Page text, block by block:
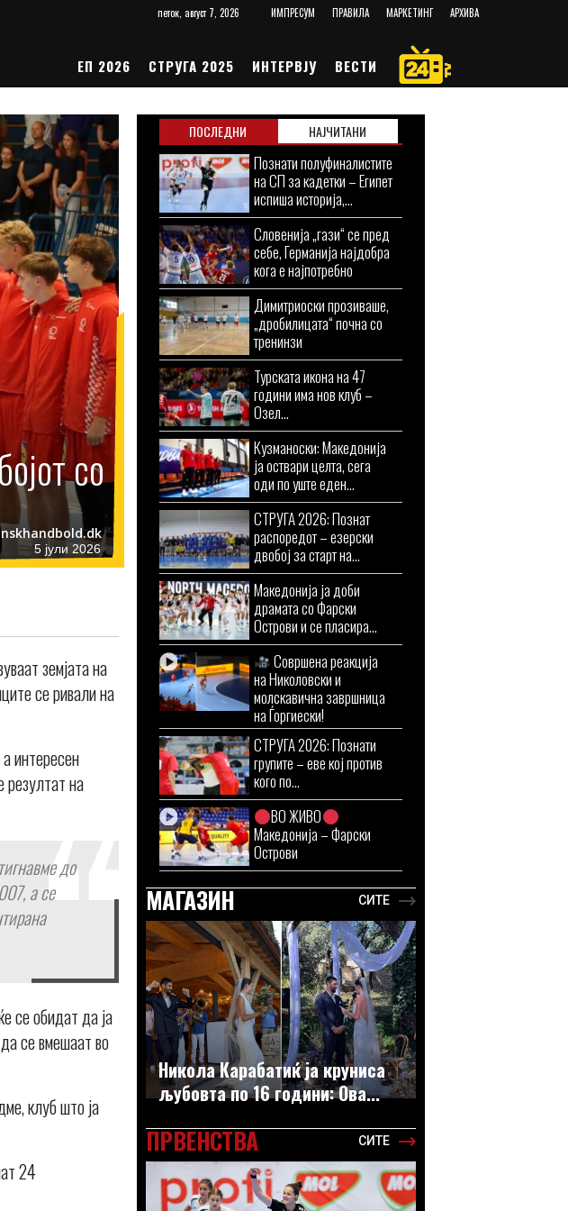
петок, август 7, 2026 ИМПРЕСУМ ПРАВИЛА МАРКЕТИНГ АРХИВА
ЕП 2026 СТРУГА 2025 ИНТЕРВЈУ ВЕСТИ
со
5 јули 2026
земјата на
се ривали на
интересен
резултат на
до
а се
се обидат да ја
се вмешаат во
клуб што ја
24
ПОСЛЕДНИ НАЈЧИТАНИ
Познати полуфиналистите
на СП за кадетки – Египет
испиша историја,...
Словенија „гази“ се пред
себе, Германија најдобра
кога е најпотребно
Димитриоски прозиваше,
„дробилицата“ почна со
тренинзи
Турската икона на 47
години има нов клуб –
Озел...
Кузманоски: Македонија
ја оствари целта, сега
оди по уште еден...
СТРУГА 2026: Познат
распоредот – езерски
двобој за старт на...
Македонија ја доби
драмата со Фарски
Острови и се пласира...
Совршена реакција
на Николовски и
молскавична завршница
на Ѓоргиески!
СТРУГА 2026: Познати
групите – еве кој против
кого по...
ВО ЖИВО
Македонија – Фарски
Острови
МАГАЗИН СИТЕ
Никола Карабатиќ ја круниса
љубовта по 16 години: Ова...
ПРВЕНСТВА СИТЕ